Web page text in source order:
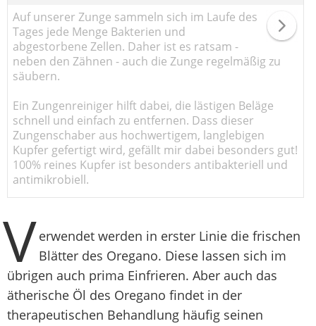
Auf unserer Zunge sammeln sich im Laufe des
Tages jede Menge Bakterien und
abgestorbene Zellen. Daher ist es ratsam -
neben den Zähnen - auch die Zunge regelmäßig zu
säubern.
Ein Zungenreiniger hilft dabei, die lästigen Beläge
schnell und einfach zu entfernen. Dass dieser
Zungenschaber aus hochwertigem, langlebigen
Kupfer gefertigt wird, gefällt mir dabei besonders gut!
100% reines Kupfer ist besonders antibakteriell und
antimikrobiell.
Verwendet werden in erster Linie die frischen
Blätter des Oregano. Diese lassen sich im
übrigen auch prima Einfrieren. Aber auch das
ätherische Öl des Oregano findet in der
therapeutischen Behandlung häufig seinen